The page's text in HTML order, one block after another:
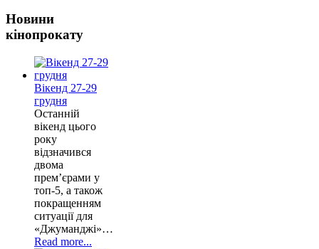
Новини
кінопрокату
Вікенд 27-29
грудня
Останній
вікенд цього
року
відзначився
двома
прем’єрами у
топ-5, а також
покращенням
ситуації для
«Джуманджі»…
Read more...